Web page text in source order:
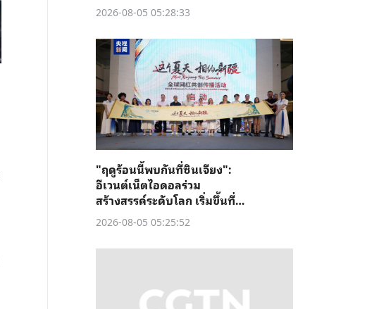
2026-08-05 05:28:33
"ฤดูร้อนนี้พบกันที่ซินเจียง":
อีเวนต์เน็ตไอดอลร่วม
สร้างสรรค์ระดับโลก เริ่มขึ้นที่คู่
เชอ
2026-08-05 05:25:52